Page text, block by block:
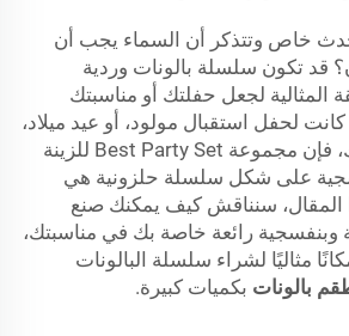
خاص وتتذكر أن السماء يجب أن
قد تكون سلسلة بالونات وردية
المثالية لجعل حفلتك أو مناسبتك
لحفل استقبال مولود، أو عيد ميلاد،
أو فقط لأنك تريد ذلك، فإن مجموعة Best Party Set للزينة
على شكل سلسلة حلزونية هي
المقال، سنناقش كيف يمكنك صنع
وبنفسجية رائعة خاصة بك في مناسبتك،
مثاليًا لشراء سلسلة البالونات
بالونات بكميات كبيرة.